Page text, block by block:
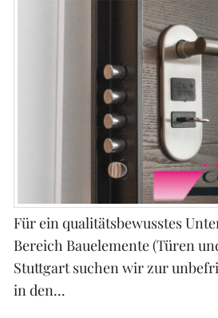
Für ein qualitätsbewusstes
Bereich Bauelemente (Türen
Stuttgart suchen wir zur
in den...